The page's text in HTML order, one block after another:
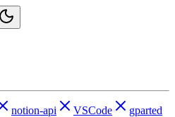
notion-api VSCode
gparted